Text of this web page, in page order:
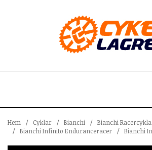
Hem / Cyklar / Bianchi / Bianchi
/ Bianchi Infinito Enduranceracer / Bianchi